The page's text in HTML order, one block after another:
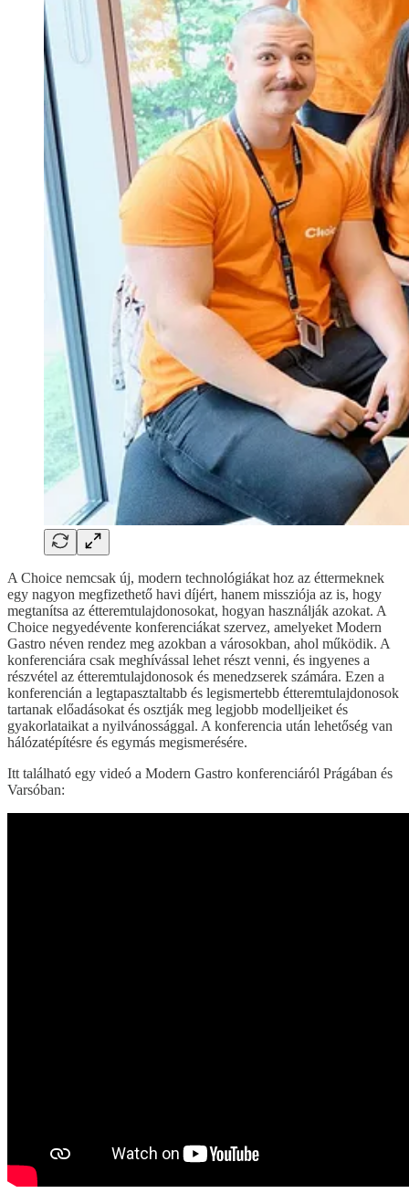
A Choice nemcsak új, modern technológiákat hoz az éttermeknek
egy nagyon megfizethető havi díjért, hanem missziója az is, hogy
megtanítsa az étteremtulajdonosokat, hogyan használják azokat. A
Choice negyedévente konferenciákat szervez, amelyeket Modern
Gastro néven rendez meg azokban a városokban, ahol működik. A
konferenciára csak meghívással lehet részt venni, és ingyenes a
részvétel az étteremtulajdonosok és menedzserek számára. Ezen a
konferencián a legtapasztaltabb és legismertebb étteremtulajdonosok
tartanak előadásokat és osztják meg legjobb modelljeiket és
gyakorlataikat a nyilvánossággal. A konferencia után lehetőség van
hálózatépítésre és egymás megismerésére.
Itt található egy videó a Modern Gastro konferenciáról Prágában és
Varsóban: